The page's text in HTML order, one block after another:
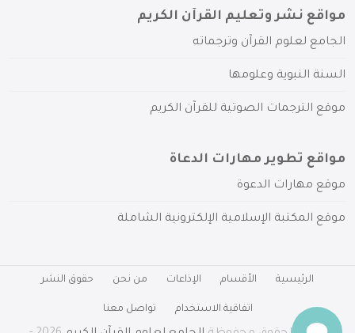
مواقع نشر وتعليم القرآن الكريم
الجامع لعلوم القرآن وترجماته
السنة النبوية وعلومها
موقع الترجمات الصوتية للقرآن الكريم
مواقع تطوير مهارات الدعاة
موقع مهارات الدعوة
موقع المكتبة الإسلامية الإلكترونية الشاملة
الرئيسية الأقسام الإذاعات من نحن حقوق النشر
اتفاقية الاستخدام تواصل معنا